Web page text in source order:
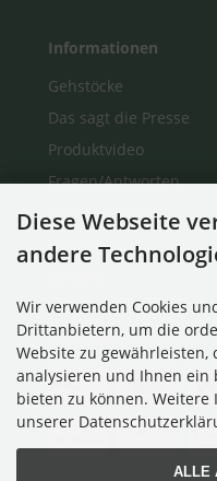
Informationen
Gehstöcke
Das sagt die Presse
Produktvideo
Fragen/Antworten
Auf einen Blick
Über Uns
Zahlungsmethoden
Diese Webseite
andere
Wir verwenden Cookies
Drittanbietern, um die
Website zu gewährleisten,
analysieren und Ihnen ein
bieten zu können.
unserer
ALLE